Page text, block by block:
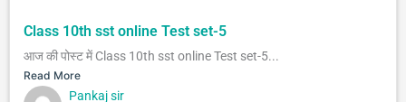
Class 10th sst online Test set-5
आज की पोस्ट में Class 10th sst online Test set-5...
Read More
Pankaj sir